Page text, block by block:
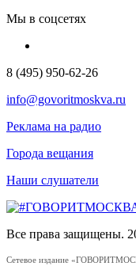
Мы в соцсетях
8 (495) 950-62-26
info@govoritmoskva.ru
Реклама на радио
Города вещания
Наши слушатели
Все права защищены.
Сетевое издание